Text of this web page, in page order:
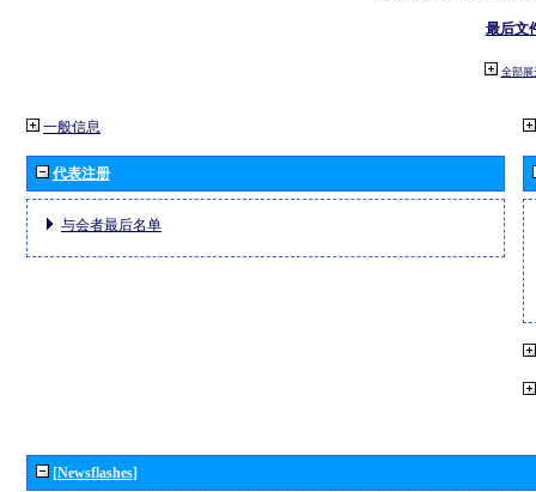
最后文
全部展
一般信息
代表注册
与会者最后名单
[Newsflashes]